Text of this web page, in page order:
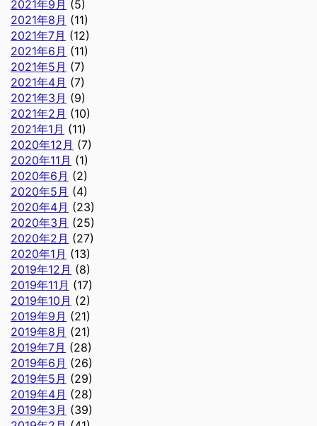
2021年9月 (5)
2021年8月 (11)
2021年7月 (12)
2021年6月 (11)
2021年5月 (7)
2021年4月 (7)
2021年3月 (9)
2021年2月 (10)
2021年1月 (11)
2020年12月 (7)
2020年11月 (1)
2020年6月 (2)
2020年5月 (4)
2020年4月 (23)
2020年3月 (25)
2020年2月 (27)
2020年1月 (13)
2019年12月 (8)
2019年11月 (17)
2019年10月 (2)
2019年9月 (21)
2019年8月 (21)
2019年7月 (28)
2019年6月 (26)
2019年5月 (29)
2019年4月 (28)
2019年3月 (39)